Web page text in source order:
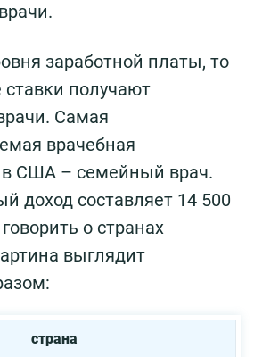
заработной платы, то
получают
Самая
врачебная
в США – семейный врач.
доход составляет 14 500
о странах
выглядит
страна